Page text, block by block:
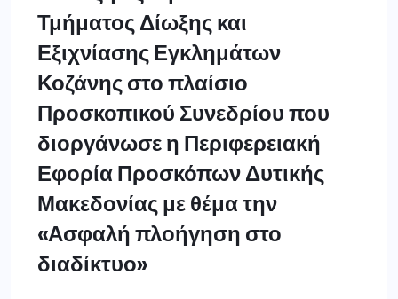
Τμήματος Δίωξης και
Εξιχνίασης Εγκλημάτων
Κοζάνης στο πλαίσιο
Προσκοπικού Συνεδρίου που
διοργάνωσε η Περιφερειακή
Εφορία Προσκόπων Δυτικής
Μακεδονίας με θέμα την
«Ασφαλή πλοήγηση στο
διαδίκτυο»